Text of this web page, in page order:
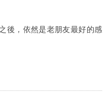
後，依然是老朋友最好的感